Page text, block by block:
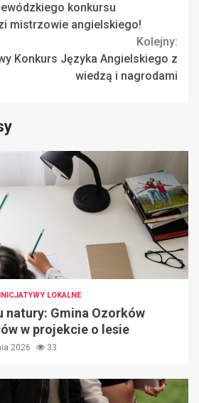
konkursu
mistrzowie angielskiego!
Kolejny:
Konkurs Języka Angielskiego z
wiedzą i nagrodami
INICJATYWY LOKALNE
natury: Gmina Ozorków
w projekcie o lesie
2026 33